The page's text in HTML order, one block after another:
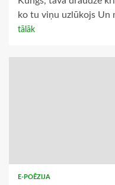
ko tu viņu uzlūkojs Un
tālāk
E-POĒZIJA